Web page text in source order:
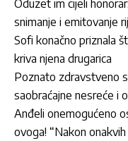
Oduzet im cijeli
snimanje i emitovanje
Sofi konačno priznala
kriva njena drugarica
Poznato zdravstveno
saobraćajne nesreće i
Anđeli onemogućeno
ovoga! “Nakon